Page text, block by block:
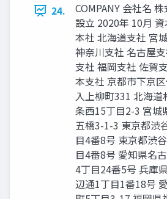
24.
COMPANY 会社名
設立 2020年 10月
本社 北海道支社 宮
神奈川支社 名古屋
支社 福岡支社 佐賀
本支社 京都市下京
入上柳町331 北海道
条西15丁目2-3 宮城
五橋3-1-3 東京都渋
目4番8号 東京都渋
目4番8号 愛知県名
4丁目24番5号 兵庫
辺通1丁目1番18号